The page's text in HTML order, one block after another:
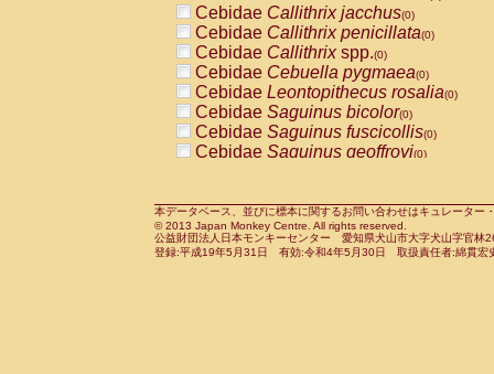
CercopithecidaeMacaca fuscata
CercopithecidaeMacaca maura
CercopithecidaeMacaca mulatta
CercopithecidaeMacaca nemestrina
CercopithecidaeMacaca nigra(0)
CercopithecidaeMacaca radiata
CercopithecidaeMacaca silenus
CercopithecidaeMacaca sinica
CercopithecidaeMacaca tonkeana(0)
CercopithecidaeMacacahybrid(0)
CercopithecidaeMacaca spp.(0)
Cebidae Callithrix jacchus(0)
Cebidae Callithrix penicillata(0)
Cebidae Callithrixspp.(0)
Cebidae Cebuella pygmaea(0)
Cebidae Leontopithecus rosalia(0)
Cebidae Saguinus bicolor(0)
Cebidae Saguinus fuscicollis(0)
Cebidae Saguinus geoffroyi(0)
CebidaeSaguinus leucopus(0)
CebidaeSaguinus midas(0)
Cebidae Saguinus mystax(0)
本データベース、並びに標本に関するお問い合わせはキュレータ
© 2013 Japan Monkey Centre. All rights reserved.
公益財団法人日本モンキーセンター 愛知県犬山市大字犬山字官
登録:平成19年5月31日 有効:令和4年5月30日 取扱責任者:綿貫宏